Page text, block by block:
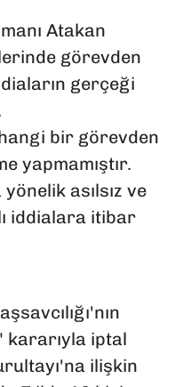
Atakan
görevden
gerçeği
bir görevden
yapmamıştır.
asılsız ve
iddialara itibar
kararıyla iptal
ilişkin